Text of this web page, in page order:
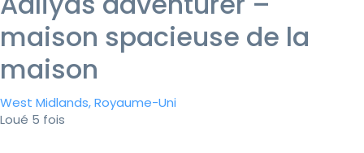
maison spacieuse de la
maison
West Midlands, Royaume-Uni
Loué 5 fois